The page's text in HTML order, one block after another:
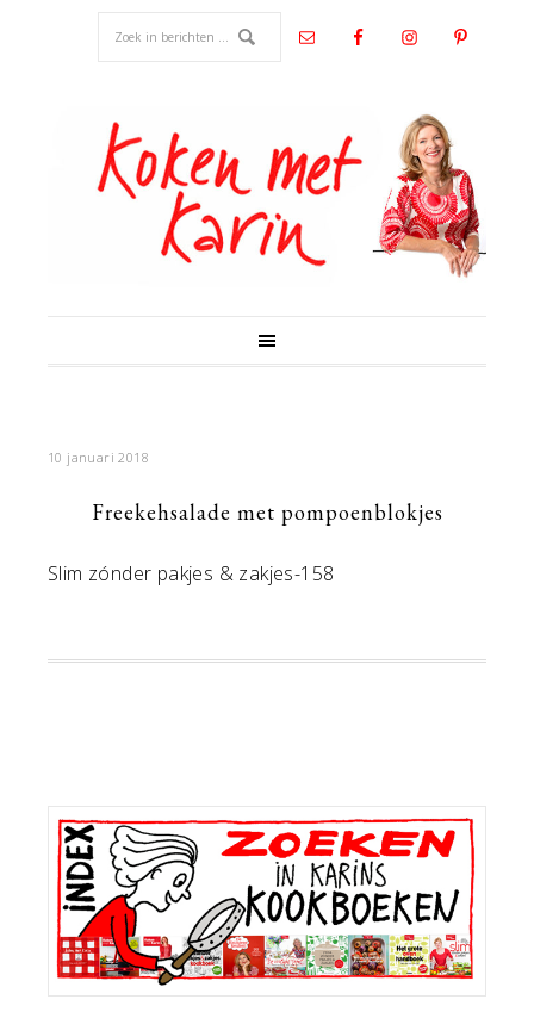
10 januari 2018
Freekehsalade met pompoenblokjes
Slim zónder pakjes & zakjes-158
Primaire
Sidebar